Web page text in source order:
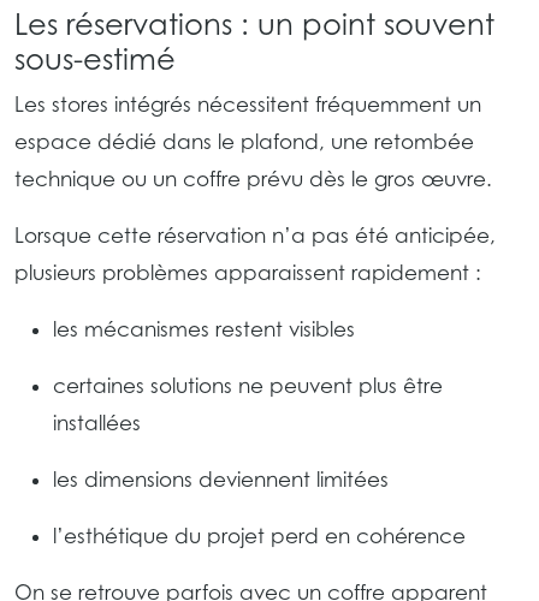
Les réservations : un point souvent
sous-estimé
Les stores intégrés nécessitent fréquemment un
espace dédié dans le plafond, une retombée
technique ou un coffre prévu dès le gros œuvre.
Lorsque cette réservation n’a pas été anticipée,
plusieurs problèmes apparaissent rapidement :
les mécanismes restent visibles
certaines solutions ne peuvent plus être
installées
les dimensions deviennent limitées
l’esthétique du projet perd en cohérence
On se retrouve parfois avec un coffre apparent